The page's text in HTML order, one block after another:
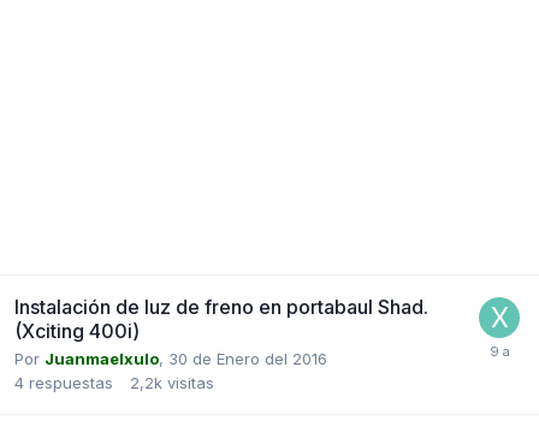
Instalación de luz de freno en portabaul Shad.
(Xciting 400i)
Por Juanmaelxulo, 30 de Enero del 2016
4 respuestas 2,2k visitas